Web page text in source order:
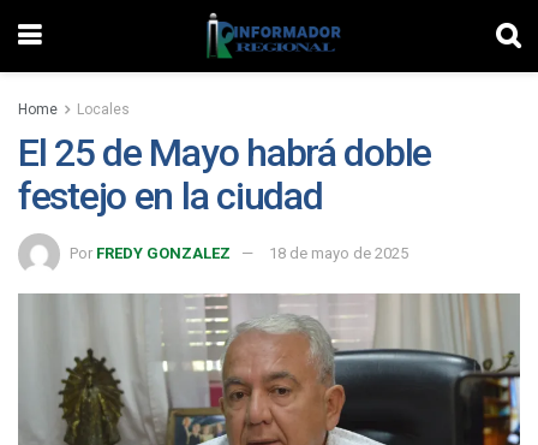
Home Locales
El 25 de Mayo habrá doble
festejo en la ciudad
Por FREDY GONZALEZ 18 de mayo de 2025